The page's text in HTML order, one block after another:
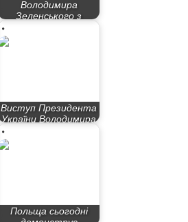
Володимира
Зеленського з
Виступ Президента
України Володимира
Польща сьогодні